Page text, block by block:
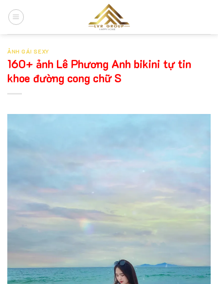
đến
ẢNH GÁI SEXY
160+ ảnh Lê Phương Anh bikini tự tin
khoe đường cong chữ S